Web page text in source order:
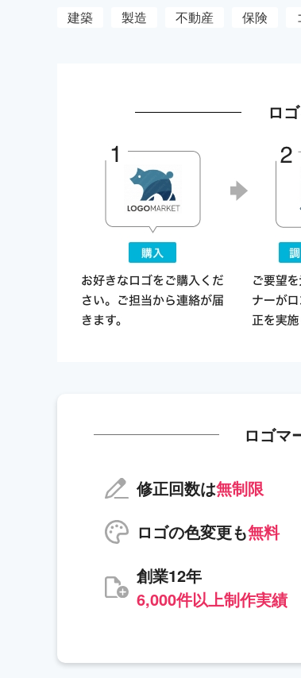
建築 製造 不動産 保険
ロ
ロゴマ
修正回数は無制限
ロゴの色変更も無料
創業12年
6,000件以上制作実績